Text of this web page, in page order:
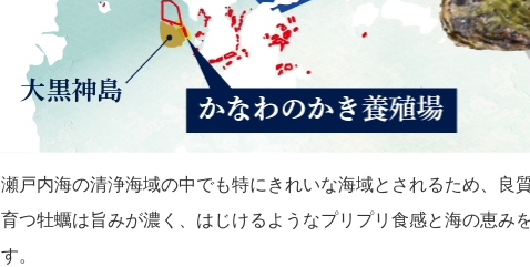
瀬戸内海の清浄海域の中でも特にきれいな海域とされるため、良
育つ牡蠣は旨みが濃く、はじけるようなプリプリ食感と海の恵み
す。